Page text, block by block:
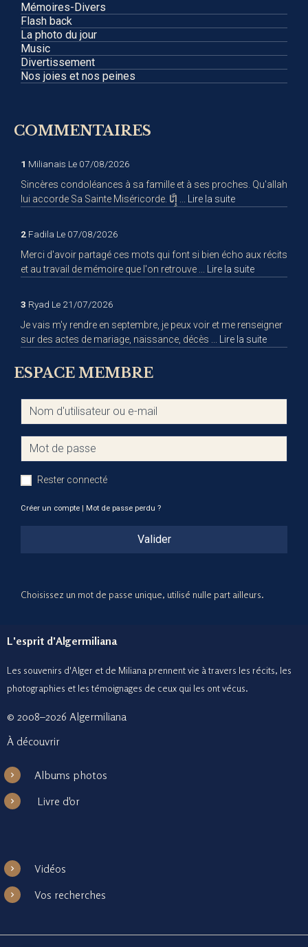
Mémoires-Divers
Flash back
La photo du jour
Music
Divertissement
Nos joies et nos peines
COMMENTAIRES
1 Milianais Le 07/08/2026
Sincères condoléances à sa famille et à ses proches. Qu'allah
lui accorde Sa Sainte Miséricorde. إِنَّا ... Lire la suite
2 Fadila Le 07/08/2026
Merci d'avoir partagé ces mots qui font si bien écho aux récits
et au travail de mémoire que l'on retrouve ... Lire la suite
3 Ryad Le 21/07/2026
Je vais m'y rendre en septembre, je peux voir et me renseigner
sur des actes de mariage, naissance, décès ... Lire la suite
ESPACE MEMBRE
Rester connecté
Créer un compte Mot de passe perdu ?
Valider
Choisissez un mot de passe unique, utilisé nulle part ailleurs.
L'esprit d'Algermiliana
Les souvenirs d'Alger et de Miliana prennent vie à travers les récits, les
photographies et les témoignages de ceux qui les ont vécus.
© 2008–2026 Algermiliana
À découvrir
Albums photos
Livre d'or
Vidéos
Vos recherches